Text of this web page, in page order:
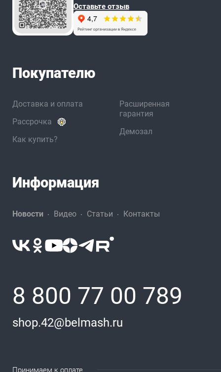
Оставьте отзыв
Покупателю
Доставка и оплата
Рассрочка
Как купить?
Расширенная
гарантия
Демозал
Информация
Новости Видео Статьи Контакты
8 800 77 00 789
shop.42@belmash.ru
Принимаем к оплате